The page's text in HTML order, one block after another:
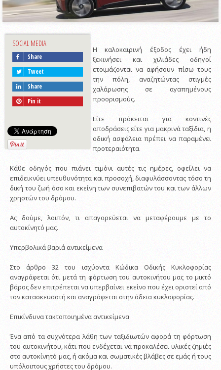
SOCIAL MEDIA
Share
Tweet
Share
Pin it
Η καλοκαιρινή έξοδος έχει ήδη
ξεκινήσει και χιλιάδες οδηγοί
ετοιμάζονται να αφήσουν πίσω τους
την πόλη, αναζητώντας στιγμές
χαλάρωσης σε αγαπημένους
προορισμούς.
Είτε πρόκειται για κοντινές
αποδράσεις είτε για μακρινά ταξίδια, η
οδική ασφάλεια πρέπει να παραμένει
προτεραιότητα.
Κάθε οδηγός που πιάνει τιμόνι αυτές τις ημέρες, οφείλει να
επιδεικνύει υπευθυνότητα και προσοχή, διαφυλάσσοντας τόσο τη
δική του ζωή όσο και εκείνη των συνεπιβατών του και των άλλων
χρηστών του δρόμου.
Ας δούμε, λοιπόν, τι απαγορεύεται να μεταφέρουμε με το
αυτοκίνητό μας.
Υπερβολικά βαριά αντικείμενα
Στο άρθρο 32 του ισχύοντα Κώδικα Οδικής Κυκλοφορίας
αναγράφεται ότι μετά τη φόρτωση του αυτοκινήτου μας το μικτό
βάρος δεν επιτρέπεται να υπερβαίνει εκείνο που έχει οριστεί από
τον κατασκευαστή και αναγράφεται στην άδεια κυκλοφορίας.
Επικίνδυνα τακτοποιημένα αντικείμενα
Ένα από τα συχνότερα λάθη των ταξιδιωτών αφορά τη φόρτωση
του αυτοκινήτου, κάτι που ενδέχεται να προκαλέσει υλικές ζημιές
στο αυτοκίνητό μας, ή ακόμα και σωματικές βλάβες σε εμάς ή τους
υπόλοιπους χρήστες του δρόμου.